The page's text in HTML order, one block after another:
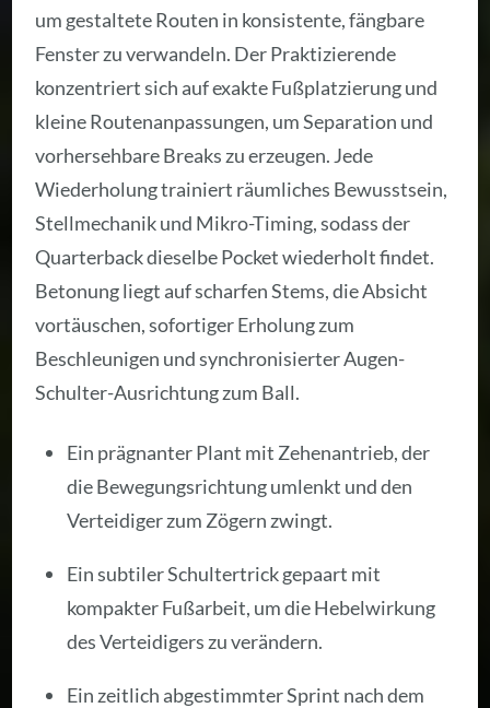
um gestaltete Routen in konsistente, fängbare
Fenster zu verwandeln. Der Praktizierende
konzentriert sich auf exakte Fußplatzierung und
kleine Routenanpassungen, um Separation und
vorhersehbare Breaks zu erzeugen. Jede
Wiederholung trainiert räumliches Bewusstsein,
Stellmechanik und Mikro-Timing, sodass der
Quarterback dieselbe Pocket wiederholt findet.
Betonung liegt auf scharfen Stems, die Absicht
vortäuschen, sofortiger Erholung zum
Beschleunigen und synchronisierter Augen-
Schulter-Ausrichtung zum Ball.
Ein prägnanter Plant mit Zehenantrieb, der
die Bewegungsrichtung umlenkt und den
Verteidiger zum Zögern zwingt.
Ein subtiler Schultertrick gepaart mit
kompakter Fußarbeit, um die Hebelwirkung
des Verteidigers zu verändern.
Ein zeitlich abgestimmter Sprint nach dem